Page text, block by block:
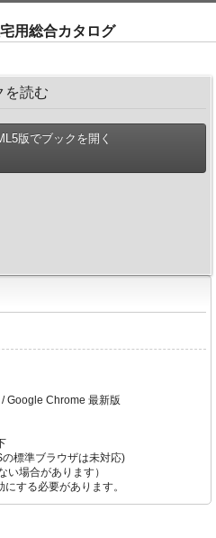
用総合カタログ
を読む
版でブックを開く
Google Chrome 最新版
標準ブラウザは未対応)
い場合があります）
する必要があります。